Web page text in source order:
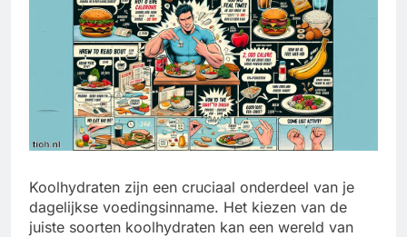
Koolhydraten zijn een cruciaal onderdeel van je
dagelijkse voedingsinname. Het kiezen van de
juiste soorten koolhydraten kan een wereld van